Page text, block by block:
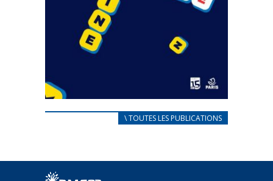
CARNET D’ACCUEIL
Afin d’accompagner au mieux les réfugiés
\ TOUTES LES PUBLICATIONS